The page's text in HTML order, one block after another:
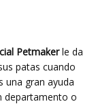
Petmakerle da
patas cuando
una gran ayuda
departamento o